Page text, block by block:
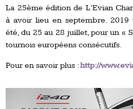
La 25ème édition de L’Evian
à avoir lieu en septembre. 2019
été, du 25 au 28 juillet, pour un «
tournois européens consécutifs.
Pour en savoir plus :http://